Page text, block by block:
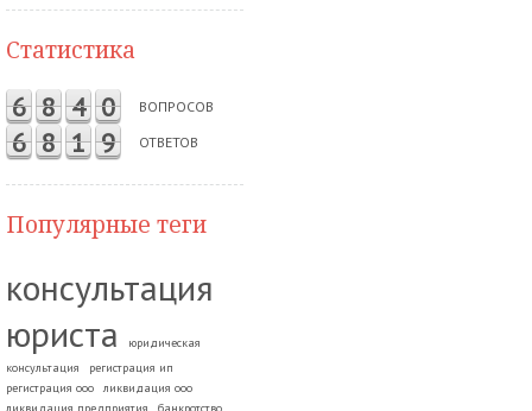
Статистика
6 8 4 0 ВОПРОСОВ
6 8 1 9 ОТВЕТОВ
Популярные теги
консультация
юриста
юридическая
консультация
регистрация ип
регистрация ооо
ликвидация ооо